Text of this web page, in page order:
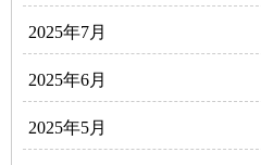
2025年7月
2025年6月
2025年5月